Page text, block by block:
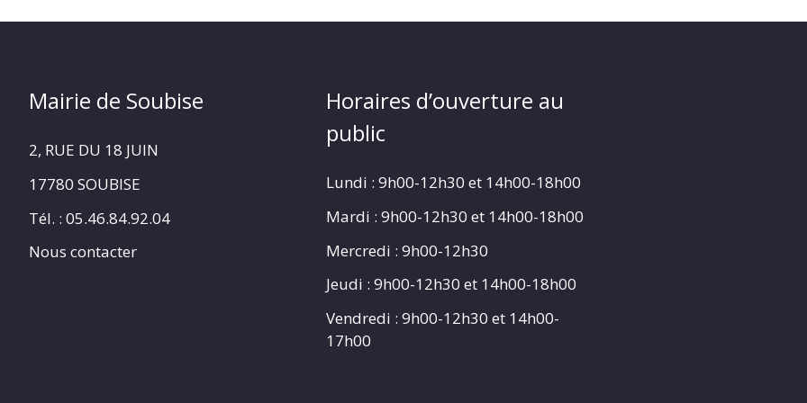
Mairie de Soubise
2, RUE DU 18 JUIN
17780 SOUBISE
Tél. : 05.46.84.92.04
Nous contacter
Horaires d’ouverture au
public
Lundi : 9h00-12h30 et 14h00-18h00
Mardi : 9h00-12h30 et 14h00-18h00
Mercredi : 9h00-12h30
Jeudi : 9h00-12h30 et 14h00-18h00
Vendredi : 9h00-12h30 et 14h00-
17h00